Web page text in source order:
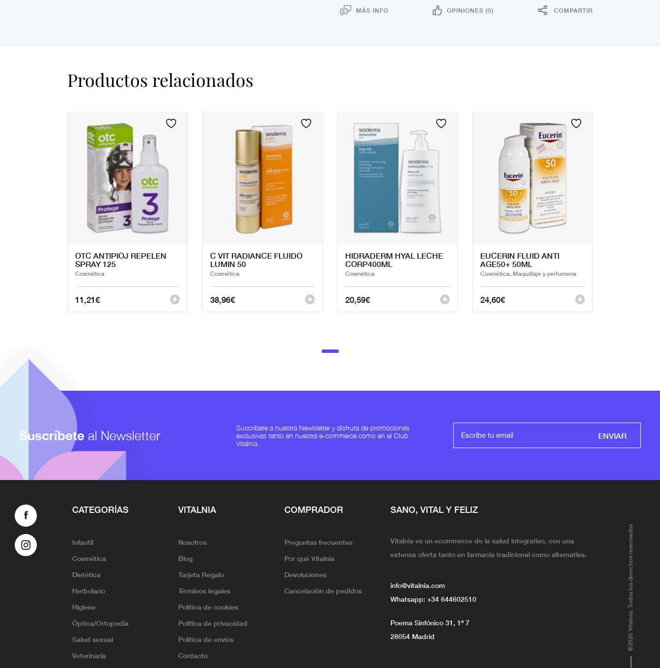
MÁS INFO OPINIONES (0) COMPARTIR
Productos relacionados
OTC ANTIPIOJ REPELEN
SPRAY 125
Cosmética
11,21€
C VIT RADIANCE FLUIDO
LUMIN 50
Cosmética
38,96€
HIDRADERM HYAL LECHE
CORP400ML
Cosmética
20,59€
EUCERIN FLUID ANTI
AGE50+ 50ML
Cosmética, Maquillaje y perfumeria
24,60€
Suscríbete al Newsletter
Suscríbete a nuestra Newsletter y disfruta de promociones
exclusivas tanto en nuestra e-commerce como en el Club
Vitalnia.
ENVIAR
CATEGORÍAS
Infantil
Cosmética
Dietética
Herbolario
Higiene
Óptica/Ortopedia
Salud sexual
Veterinaria
VITALNIA
Nosotros
Blog
Tarjeta Regalo
Términos legales
Política de cookies
Política de privacidad
Política de envíos
Contacto
COMPRADOR
Preguntas frecuentes
Por qué Vitalnia
Devoluciones
Cancelación de pedidos
SANO, VITAL Y FELIZ
Vitalnia es un ecommerce de la salud integrativo, con una
extensa oferta tanto en farmacia tradicional como alternativa.
info@vitalnia.com
Whatsapp: +34 644602510
Poema Sinfónico 31, 1ª 7
28054 Madrid
@2026 Vitalnia. Todos los derechos reservados